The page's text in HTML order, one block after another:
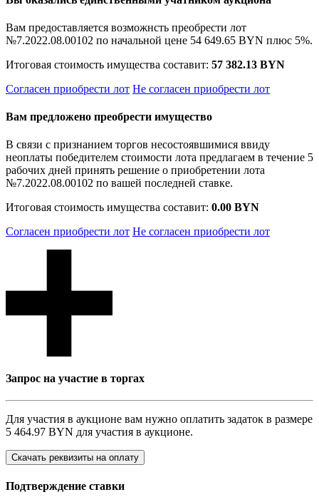
Вам предоставляется возможнсть преобрести лот
№7.2022.08.00102 по начальной цене 54 649.65 BYN плюс 5%.
Итоговая стоимость имущества составит: 57 382.13 BYN
Согласен приобрести лот Не согласен приобрести лот
Вам предложено преобрести имущество
В связи с признанием торгов несостоявшимися ввиду
неоплаты победителем стоимости лота предлагаем в течение 5
рабочих дней принять решение о приобретении лота
№7.2022.08.00102 по вашей последней ставке.
Итоговая стоимость имущества составит: 0.00 BYN
Согласен приобрести лот Не согласен приобрести лот
Запрос на участие в торгах
Для участия в аукционе вам нужно оплатить задаток в размере
5 464.97 BYN для участия в аукционе.
Скачать реквизиты на оплату
Подтверждение ставки